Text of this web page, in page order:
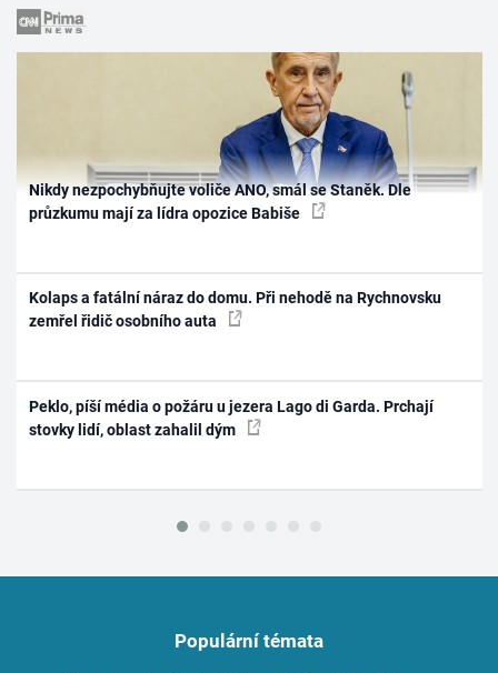
Nikdy nezpochybňujte voliče ANO, smál se Staněk. Dle
průzkumu mají za lídra opozice Babiše
Kolaps a fatální náraz do domu. Při nehodě na Rychnovsku
zemřel řidič osobního auta
Peklo, píší média o požáru u jezera Lago di Garda. Prchají
stovky lidí, oblast zahalil dým
Populární témata